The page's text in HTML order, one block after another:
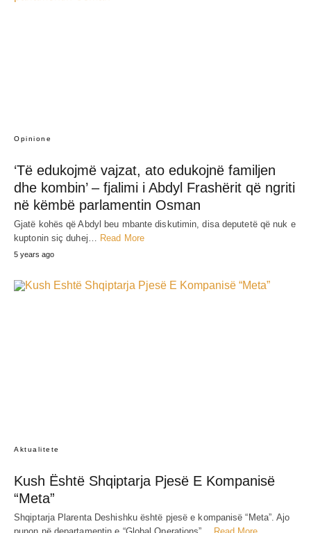
Opinione
‘Të edukojmë vajzat, ato edukojnë familjen
dhe kombin’ – fjalimi i Abdyl Frashërit që ngriti
në këmbë parlamentin Osman
Gjatë kohës që Abdyl beu mbante diskutimin, disa deputetë që nuk e
kuptonin siç duhej… Read More
5 years ago
Aktualitete
Kush Është Shqiptarja Pjesë E Kompanisë
“Meta”
Shqiptarja Plarenta Deshishku është pjesë e kompanisë “Meta”. Ajo